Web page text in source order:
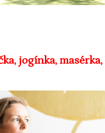
jogínka,